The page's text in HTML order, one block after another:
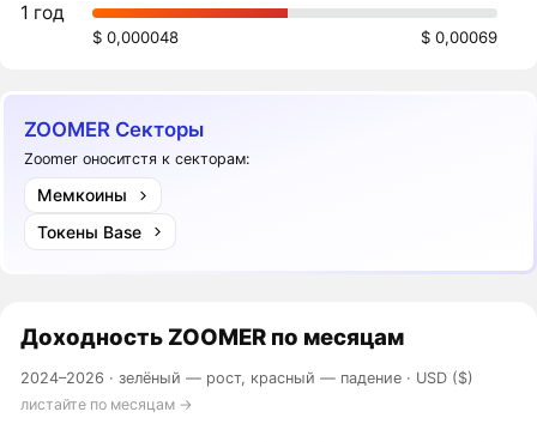
1 год
$ 0,000048 $ 0,00069
ZOOMER Секторы
Zoomer оноситстя к секторам:
Мемкоины
Токены Base
Доходность ZOOMER по месяцам
2024–2026 ·зелёный — рост, красный — падение · USD ($)
листайте по месяцам →